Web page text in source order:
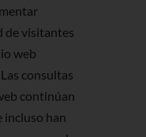
de visitantes
web
consultas
continúan
incluso han